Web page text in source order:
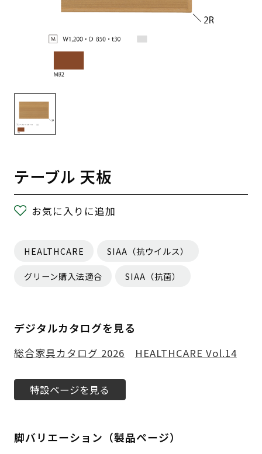
テーブル 天板
お気に入りに追加
HEALTHCARE SIAA（抗ウイルス）
グリーン購入法適合 SIAA（抗菌）
デジタルカタログを見る
総合家具カタログ 2026 HEALTHCARE Vol.14
特設ページを見る
脚バリエーション（製品ページ）